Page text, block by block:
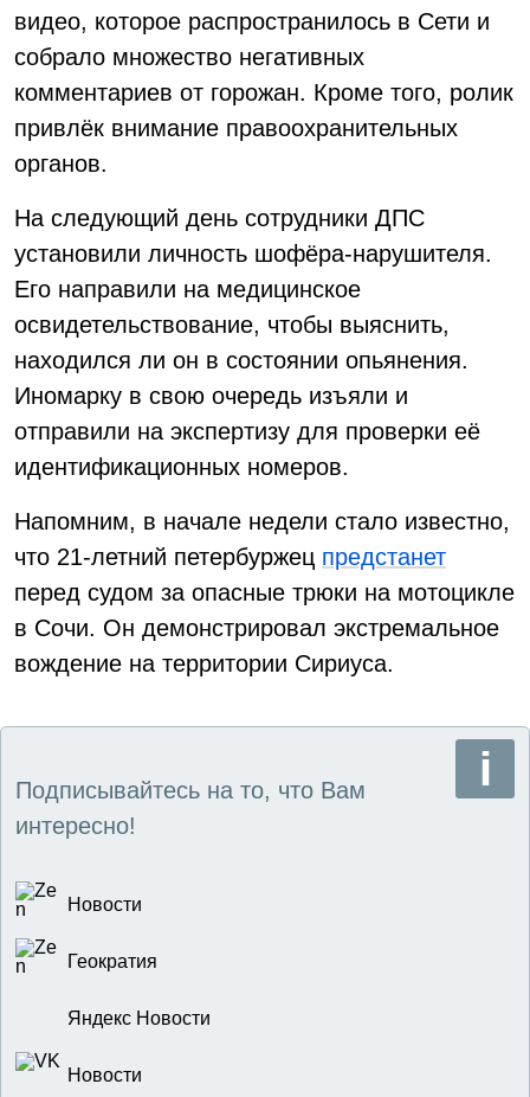
видео, которое распространилось в Сети и
собрало множество негативных
комментариев от горожан. Кроме того, ролик
привлёк внимание правоохранительных
органов.
На следующий день сотрудники ДПС
установили личность шофёра-нарушителя.
Его направили на медицинское
освидетельствование, чтобы выяснить,
находился ли он в состоянии опьянения.
Иномарку в свою очередь изъяли и
отправили на экспертизу для проверки её
идентификационных номеров.
Напомним, в начале недели стало известно,
что 21-летний петербуржец предстанет
перед судом за опасные трюки на мотоцикле
в Сочи. Он демонстрировал экстремальное
вождение на территории Сириуса.
Подписывайтесь на то, что Вам
интересно!
Новости
Геократия
Яндекс Новости
Новости